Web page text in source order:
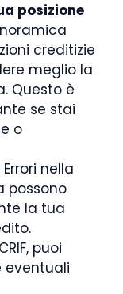
posizione
creditizie
meglio la
Questo è
se stai
o
Errori nella
possono
la tua
puoi
eventuali